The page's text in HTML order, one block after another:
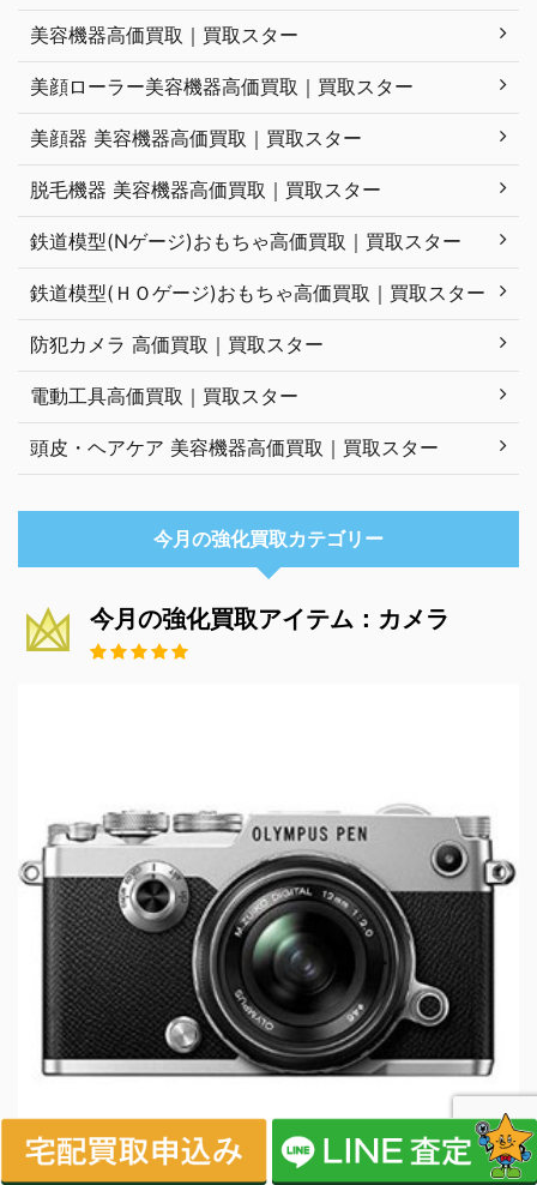
美容機器高価買取｜買取スター
美顔ローラー美容機器高価買取｜買取スター
美顔器 美容機器高価買取｜買取スター
脱毛機器 美容機器高価買取｜買取スター
鉄道模型(Nゲージ)おもちゃ高価買取｜買取スター
鉄道模型(ＨＯゲージ)おもちゃ高価買取｜買取スター
防犯カメラ 高価買取｜買取スター
電動工具高価買取｜買取スター
頭皮・ヘアケア 美容機器高価買取｜買取スター
今月の強化買取カテゴリー
今月の強化買取アイテム：カメラ